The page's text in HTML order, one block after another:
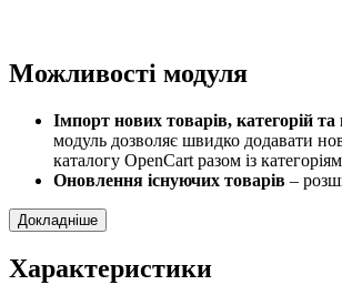
Можливості модуля
Імпорт нових товарів, категорій
модуль дозволяє швидко додавати
каталогу OpenCart разом із
Оновлення існуючих товарів –
Докладніше
Характеристики